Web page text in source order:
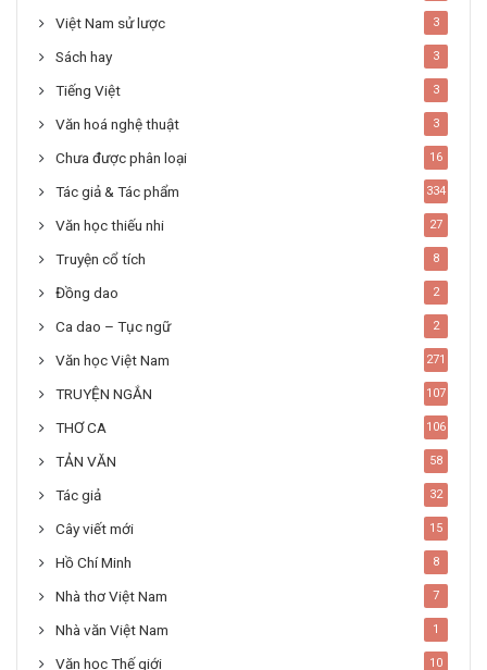
Việt Nam sử lược 3
Sách hay 3
Tiếng Việt 3
Văn hoá nghệ thuật 3
Chưa được phân loại 16
Tác giả & Tác phẩm 334
Văn học thiếu nhi 27
Truyện cổ tích 8
Đồng dao 2
Ca dao – Tục ngữ 2
Văn học Việt Nam 271
TRUYỆN NGẮN 107
THƠ CA 106
TẢN VĂN 58
Tác giả 32
Cây viết mới 15
Hồ Chí Minh 8
Nhà thơ Việt Nam 7
Nhà văn Việt Nam 1
Văn học Thế giới 10